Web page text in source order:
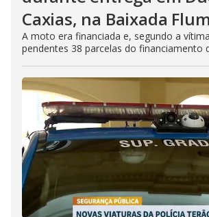
Caxias, na Baixada
A moto era financiada e, segundo a
pendentes 38 parcelas do financiamento